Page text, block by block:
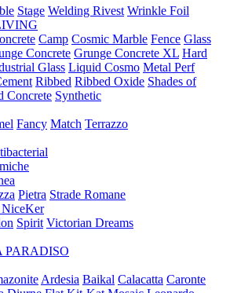
Stage Welding Rivest Wrinkle Foil
Camp Cosmic Marble Fence Glass
Concrete Grunge Concrete XL Hard
Glass Liquid Cosmo Metal Perf
Ribbed Ribbed Oxide Shades of
Concrete Synthetic
Fancy Match Terrazzo
Pietra Strade Romane
Spirit Victorian Dreams
PARADISO
Ardesia Baikal Calacatta Caronte